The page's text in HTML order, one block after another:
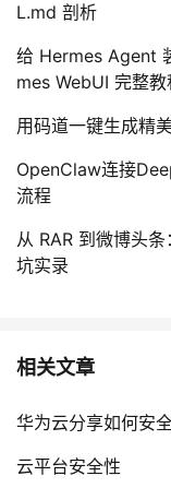
L.md 剖析
给 Hermes Agent
mes WebUI 完整教
用码道一键生成精
OpenClaw连接
流程
从 RAR 到微博头
坑实录
相关文章
华为云分享如何安
云平台安全性